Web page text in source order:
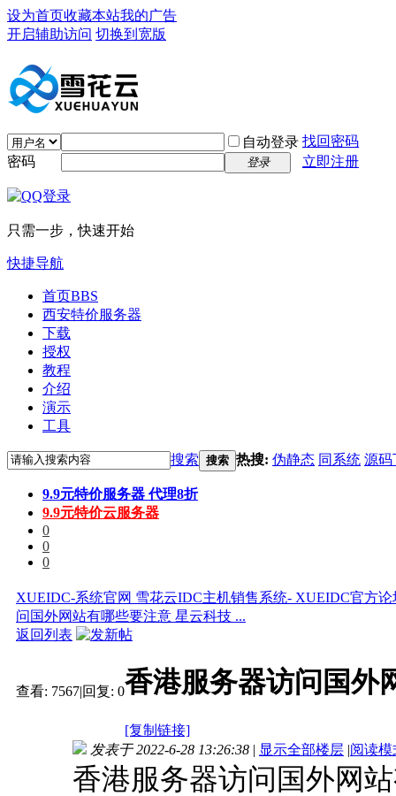
设为首页收藏本站我的广告
开启辅助访问 切换到宽版
自动登录 找回密码
密码
登录 立即注册
只需一步，快速开始
快捷导航
首页BBS
西安特价服务器
下载
授权
教程
介绍
演示
工具
搜索 搜索 热搜: 伪静态 同系统 源码
9.9元特价服务器 代理8折
9.9元特价云服务器
0
0
0
XUEIDC-系统官网 雪花云IDC主机销售系统- XUEIDC官方
问国外网站有哪些要注意 星云科技 ...
返回列表
查看: 7567|回复: 0香港服务器访问国外
[复制链接]
发表于 2022-6-28 13:26:38 | 显示全部楼层 |阅读模
香港服务器访问国外网